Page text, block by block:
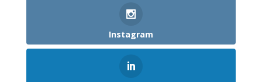
Instagram